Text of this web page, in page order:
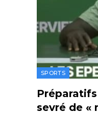
SPORTS
sevré de «